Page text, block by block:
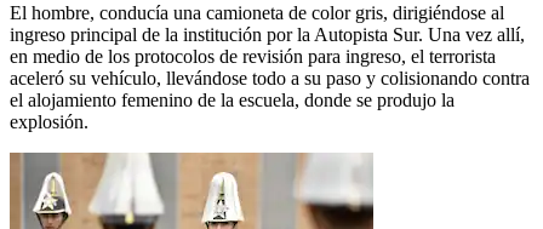
El hombre, conducía una camioneta de color gris, dirigiéndose al
ingreso principal de la institución por la Autopista Sur. Una vez allí,
en medio de los protocolos de revisión para ingreso, el terrorista
aceleró su vehículo, llevándose todo a su paso y colisionando contra
el alojamiento femenino de la escuela, donde se produjo la
explosión.